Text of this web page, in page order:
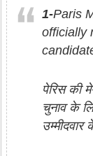
1-Paris
officially
पेरिस की
चुनाव के